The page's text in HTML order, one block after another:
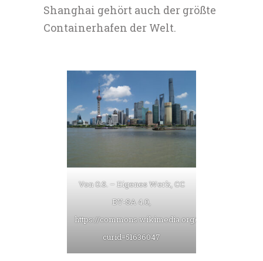
Shanghai gehört auch der größte
Containerhafen der Welt.
Von O.S. – Eigenes Werk, CC
BY-SA 4.0,
https://commons.wikimedia.org/w/index.php?
curid=51636047